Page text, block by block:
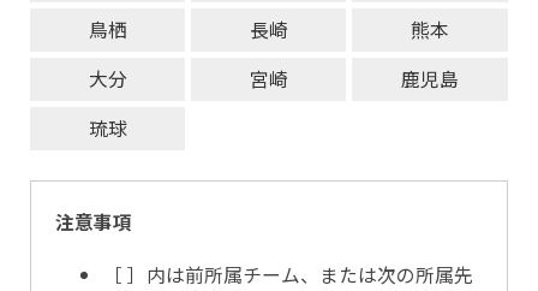
鳥栖
長崎
熊本
大分
宮崎
鹿児島
琉球
注意事項
［ ］内は前所属チーム、または次の所属先